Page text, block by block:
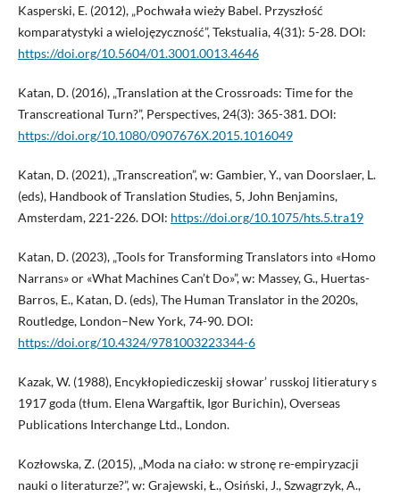
Kasperski, E. (2012), „Pochwała wieży Babel. Przyszłość
komparatystyki a wielojęzyczność”, Tekstualia, 4(31): 5-28. DOI:
https://doi.org/10.5604/01.3001.0013.4646
Katan, D. (2016), „Translation at the Crossroads: Time for the
Transcreational Turn?”, Perspectives, 24(3): 365-381. DOI:
https://doi.org/10.1080/0907676X.2015.1016049
Katan, D. (2021), „Transcreation”, w: Gambier, Y., van Doorslaer, L.
(eds), Handbook of Translation Studies, 5, John Benjamins,
Amsterdam, 221-226. DOI: https://doi.org/10.1075/hts.5.tra19
Katan, D. (2023), „Tools for Transforming Translators into «Homo
Narrans» or «What Machines Can’t Do»”, w: Massey, G., Huertas-
Barros, E., Katan, D. (eds), The Human Translator in the 2020s,
Routledge, London–New York, 74-90. DOI:
https://doi.org/10.4324/9781003223344-6
Kazak, W. (1988), Encykłopiediczeskij słowar’ russkoj litieratury s
1917 goda (tłum. Elena Wargaftik, Igor Burichin), Overseas
Publications Interchange Ltd., London.
Kozłowska, Z. (2015), „Moda na ciało: w stronę re-empiryzacji
nauki o literaturze?”, w: Grajewski, Ł., Osiński, J., Szwagrzyk, A.,